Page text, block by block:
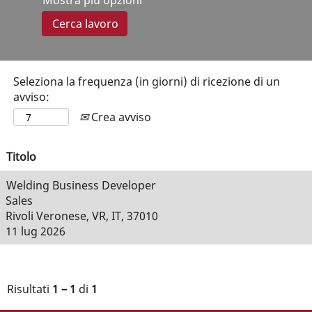
Seleziona la frequenza (in giorni) di ricezione di un
avviso:
Crea avviso
Titolo
Welding Business Developer
Sales
Rivoli Veronese, VR, IT, 37010
11 lug 2026
Risultati 1 – 1 di 1